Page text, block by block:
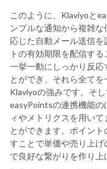
このように、Klaviyoと
ンプルな通知から複雑
応じた自動メール送信
トの有効期限を配信す
一挙一動にしっかり反
とができ、それら全て
Klaviyoの強みです。そ
easyPointsの連携機能の
ィやメトリクスを用い
とができます。ポイン
すことで単価や売り上
で良好な繋がりを作り上